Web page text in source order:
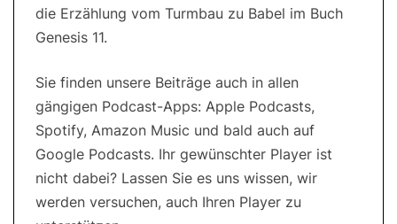
die Erzählung vom Turmbau zu Babel im Buch
Genesis 11.
Sie finden unsere Beiträge auch in allen
gängigen Podcast-Apps: Apple Podcasts,
Spotify, Amazon Music und bald auch auf
Google Podcasts. Ihr gewünschter Player ist
nicht dabei? Lassen Sie es uns wissen, wir
werden versuchen, auch Ihren Player zu